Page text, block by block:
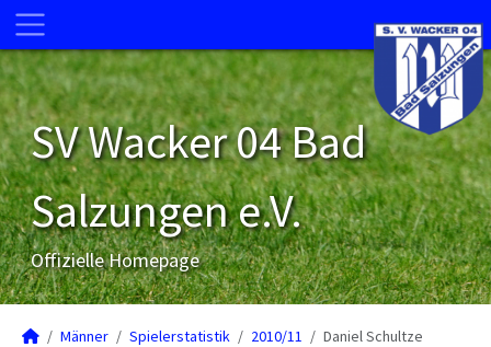
SV Wacker 04 Bad
Salzungen e.V.
Offizielle Homepage
Männer Spielerstatistik 2010/11 Daniel Schultze